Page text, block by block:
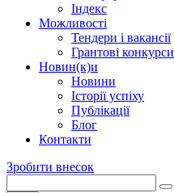
Індекс
Можливості
Тендери і вакансії
Грантові конкурси
Новин(к)и
Новини
Історії успіху
Публікації
Блог
Контакти
Зробити внесок